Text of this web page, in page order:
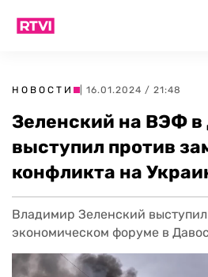
НОВОСТИ | 16.01.2024 / 21:48
Зеленский на ВЭФ в
выступил против
конфликта на
Владимир Зеленский
экономическом форуме в